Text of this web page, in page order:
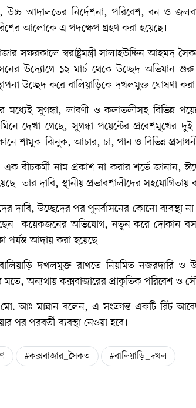
উচ্চ আদালতের নির্দেশনা, পরিবেশ, বন ও জলবায়ু
আলোকে এ পদক্ষেপ গ্রহণ করা হয়েছে।
সফরকালে স্বরাষ্ট্রমন্ত্রী সালাহউদ্দিন আহমদ
উদ্যোগে ১২ মার্চ থেকে উচ্ছেদ অভিযান শুরু
উচ্ছেদ করে বালিয়াড়িকে দখলমুক্ত ঘোষণা
মধ্যেই সুগন্ধা, লাবণী ও কলাতলীসহ বিভিন্ন
দেখা গেছে, সুগন্ধা পয়েন্টের প্রবেশমুখের
শামুক-ঝিনুক, আচার, চা, পান ও বিভিন্ন প্রসাধনী
এক বীচকর্মী নাম প্রকাশ না করার শর্তে জানান,
তার দাবি, স্থানীয় প্রভাবশালীদের সহযোগিতায়
দাবি, উচ্ছেদের পর পুনর্বাসনের কোনো ব্যবস্থা
কয়েকজনের অভিযোগ, নতুন করে দোকান
পর্যন্ত আদায় করা হয়েছে।
দখলমুক্ত রাখতে নিয়মিত নজরদারি ও
মতে, অন্যথায় কক্সবাজারের প্রাকৃতিক পরিবেশ ও
আঃ মান্নান বলেন, এ সংক্রান্ত একটি রিট
পর পরবর্তী ব্যবস্থা নেওয়া হবে।
#কক্সবাজার_সৈকত #বালিয়াড়ি_দখল